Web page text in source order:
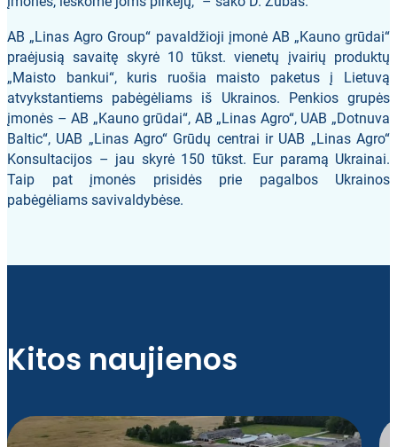
AB „Linas Agro Group“ pavaldžioji įmonė AB „Kauno grūdai“
praėjusią savaitę skyrė 10 tūkst. vienetų įvairių produktų
„Maisto bankui“, kuris ruošia maisto paketus į Lietuvą
atvykstantiems pabėgėliams iš Ukrainos. Penkios grupės
įmonės – AB „Kauno grūdai“, AB „Linas Agro“, UAB „Dotnuva
Baltic“, UAB „Linas Agro“ Grūdų centrai ir UAB „Linas Agro“
Konsultacijos – jau skyrė 150 tūkst. Eur paramą Ukrainai.
Taip pat įmonės prisidės prie pagalbos Ukrainos
pabėgėliams savivaldybėse.
Kitos naujienos